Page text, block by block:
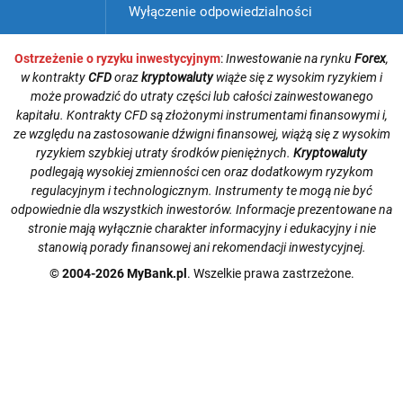
Wyłączenie odpowiedzialności
Ostrzeżenie o ryzyku inwestycyjnym:Inwestowanie na rynkuForex,
w kontraktyCFDorazkryptowalutywiąże się z wysokim ryzykiem i
może prowadzić do utraty części lub całości zainwestowanego
kapitału. Kontrakty CFD są złożonymi instrumentami finansowymi i,
ze względu na zastosowanie dźwigni finansowej, wiążą się z wysokim
ryzykiem szybkiej utraty środków pieniężnych. Kryptowaluty
podlegają wysokiej zmienności cen oraz dodatkowym ryzykom
regulacyjnym i technologicznym. Instrumenty te mogą nie być
odpowiednie dla wszystkich inwestorów. Informacje prezentowane na
stronie mają wyłącznie charakter informacyjny i edukacyjny i nie
stanowią porady finansowej ani rekomendacji inwestycyjnej.
© 2004-2026 MyBank.pl . Wszelkie prawa zastrzeżone.